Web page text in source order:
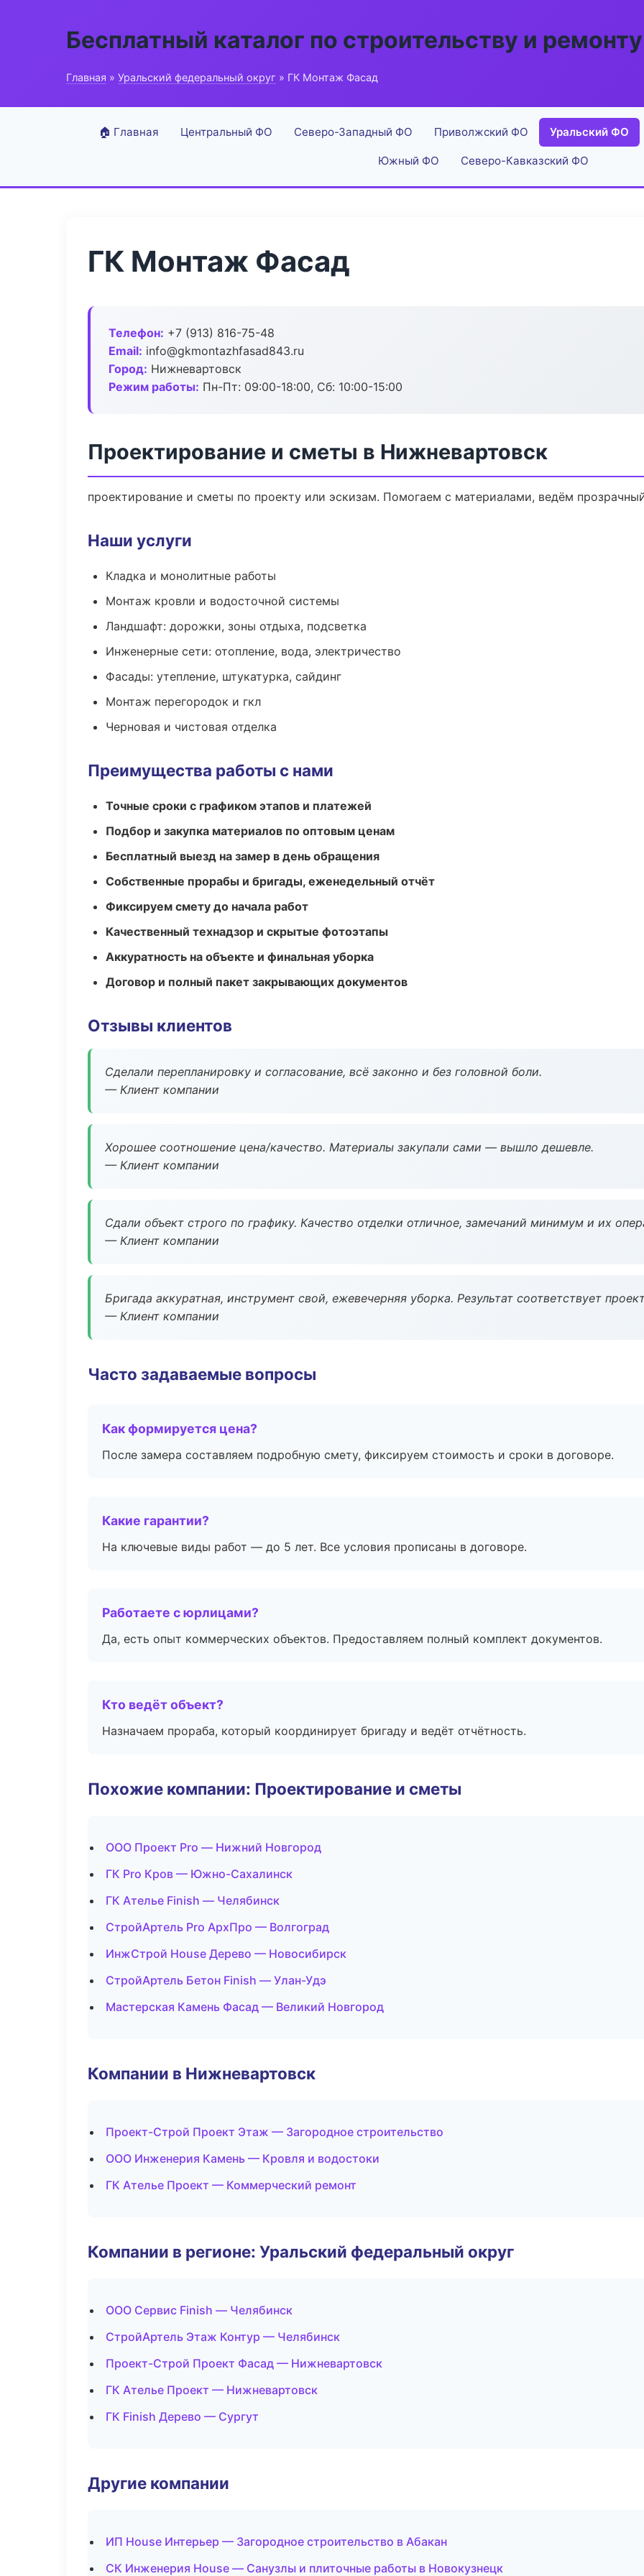
Бесплатный каталог по строительству и ремонту
Главная » Уральский федеральный округ » ГК Монтаж Фасад
🏠 Главная Центральный ФО Северо-Западный ФО Приволжский ФО Уральский ФО
Южный ФО Северо-Кавказский ФО
ГК Монтаж Фасад
Телефон: +7 (913) 816-75-48
Email: info@gkmontazhfasad843.ru
Город: Нижневартовск
Режим работы: Пн-Пт: 09:00-18:00, Сб: 10:00-15:00
Проектирование и сметы в Нижневартовск
проектирование и сметы по проекту или эскизам. Помогаем с материалами, ведём
Наши услуги
Кладка и монолитные работы
Монтаж кровли и водосточной системы
Ландшафт: дорожки, зоны отдыха, подсветка
Инженерные сети: отопление, вода, электричество
Фасады: утепление, штукатурка, сайдинг
Монтаж перегородок и гкл
Черновая и чистовая отделка
Преимущества работы с нами
Точные сроки с графиком этапов и платежей
Подбор и закупка материалов по оптовым ценам
Бесплатный выезд на замер в день обращения
Собственные прорабы и бригады, еженедельный отчёт
Фиксируем смету до начала работ
Качественный технадзор и скрытые фотоэтапы
Аккуратность на объекте и финальная уборка
Договор и полный пакет закрывающих документов
Отзывы клиентов
Сделали перепланировку и согласование, всё законно и без головной боли.
— Клиент компании
Хорошее соотношение цена/качество. Материалы закупали сами — вышло дешевле.
— Клиент компании
Сдали объект строго по графику. Качество отделки отличное, замечаний минимум и их
— Клиент компании
Бригада аккуратная, инструмент свой, ежевечерняя уборка. Результат соответствует
— Клиент компании
Часто задаваемые вопросы
Как формируется цена?
После замера составляем подробную смету, фиксируем стоимость и сроки в договоре.
Какие гарантии?
На ключевые виды работ — до 5 лет. Все условия прописаны в договоре.
Работаете с юрлицами?
Да, есть опыт коммерческих объектов. Предоставляем полный комплект документов.
Кто ведёт объект?
Назначаем прораба, который координирует бригаду и ведёт отчётность.
Похожие компании: Проектирование и сметы
ООО Проект Pro — Нижний Новгород
ГК Pro Кров — Южно-Сахалинск
ГК Ателье Finish — Челябинск
СтройАртель Pro АрхПро — Волгоград
ИнжСтрой House Дерево — Новосибирск
СтройАртель Бетон Finish — Улан-Удэ
Мастерская Камень Фасад — Великий Новгород
Компании в Нижневартовск
Проект-Строй Проект Этаж — Загородное строительство
ООО Инженерия Камень — Кровля и водостоки
ГК Ателье Проект — Коммерческий ремонт
Компании в регионе: Уральский федеральный округ
ООО Сервис Finish — Челябинск
СтройАртель Этаж Контур — Челябинск
Проект-Строй Проект Фасад — Нижневартовск
ГК Ателье Проект — Нижневартовск
ГК Finish Дерево — Сургут
Другие компании
ИП House Интерьер — Загородное строительство в Абакан
СК Инженерия House — Санузлы и плиточные работы в Новокузнецк